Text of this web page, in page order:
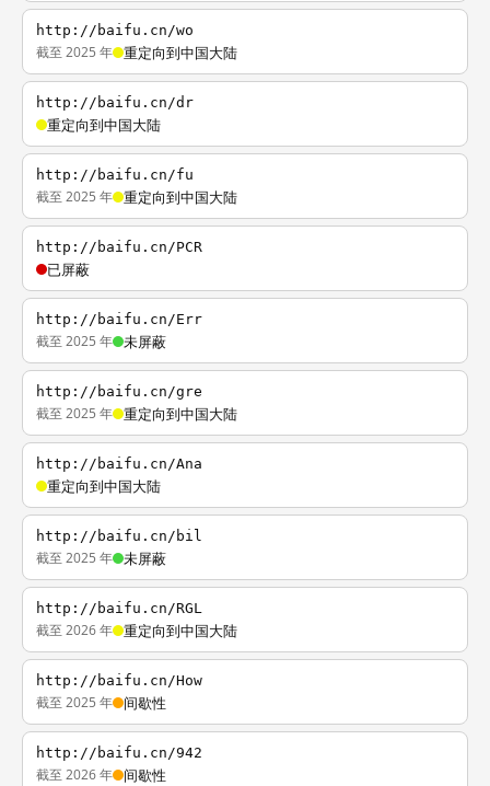
http://baifu.cn/wo
截至 2025 年 重定向到中国大陆
http://baifu.cn/dr
重定向到中国大陆
http://baifu.cn/fu
截至 2025 年 重定向到中国大陆
http://baifu.cn/PCR
已屏蔽
http://baifu.cn/Err
截至 2025 年 未屏蔽
http://baifu.cn/gre
截至 2025 年 重定向到中国大陆
http://baifu.cn/Ana
重定向到中国大陆
http://baifu.cn/bil
截至 2025 年 未屏蔽
http://baifu.cn/RGL
截至 2026 年 重定向到中国大陆
http://baifu.cn/How
截至 2025 年 间歇性
http://baifu.cn/942
截至 2026 年 间歇性